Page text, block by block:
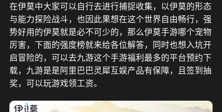
在伊莫中大家可以自行去进行捕捉收集，以伊莫的形态
与能力探险战斗，也因此果想在这个世界自由畅行，强
势好用的伊莫就是必不可少的，那么伊莫手游哪个宠物
厉害，下面的强度榜就来给各位解答，同时也想入坑开
启冒险的，可以去九游这个手游福利最多的平台预约下
载， 九游是是阿里巴巴灵犀互娱产品有保障，且签到抽
奖，可以玩游戏领工资。